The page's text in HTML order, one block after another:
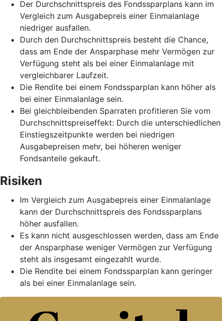
Der Durchschnittspreis des Fondssparplans kann im
Vergleich zum Ausgabepreis einer Einmalanlage
niedriger ausfallen.
Durch den Durchschnittspreis besteht die Chance,
dass am Ende der Ansparphase mehr Vermögen zur
Verfügung steht als bei einer Einmalanlage mit
vergleichbarer Laufzeit.
Die Rendite bei einem Fondssparplan kann höher als
bei einer Einmalanlage sein.
Bei gleichbleibenden Sparraten profitieren Sie vom
Durchschnittspreiseffekt: Durch die unterschiedlichen
Einstiegszeitpunkte werden bei niedrigen
Ausgabepreisen mehr, bei höheren weniger
Fondsanteile gekauft.
Risiken
Im Vergleich zum Ausgabepreis einer Einmalanlage
kann der Durchschnittspreis des Fondssparplans
höher ausfallen.
Es kann nicht ausgeschlossen werden, dass am Ende
der Ansparphase weniger Vermögen zur Verfügung
steht als insgesamt eingezahlt wurde.
Die Rendite bei einem Fondssparplan kann geringer
als bei einer Einmalanlage sein.